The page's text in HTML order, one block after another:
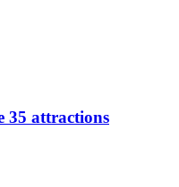
35 attractions